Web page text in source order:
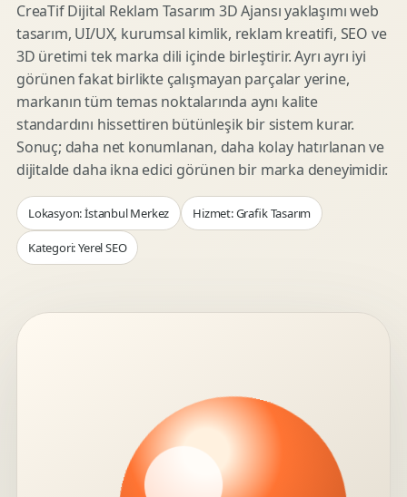
CreaTif Dijital Reklam Tasarım 3D Ajansı yaklaşımı web
tasarım, UI/UX, kurumsal kimlik, reklam kreatifi, SEO ve
3D üretimi tek marka dili içinde birleştirir. Ayrı ayrı iyi
görünen fakat birlikte çalışmayan parçalar yerine,
markanın tüm temas noktalarında aynı kalite
standardını hissettiren bütünleşik bir sistem kurar.
Sonuç; daha net konumlanan, daha kolay hatırlanan ve
dijitalde daha ikna edici görünen bir marka deneyimidir.
Lokasyon: İstanbul Merkez Hizmet: Grafik Tasarım
Kategori: Yerel SEO